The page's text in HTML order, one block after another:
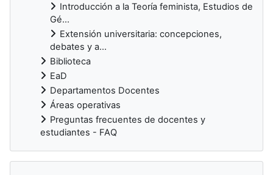
Introducción a la Teoría feminista, Estudios de
Gé...
Extensión universitaria: concepciones,
debates y a...
Biblioteca
EaD
Departamentos Docentes
Áreas operativas
Preguntas frecuentes de docentes y
estudiantes - FAQ